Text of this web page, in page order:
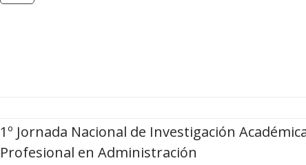
1º Jornada Nacional de Investigación
Profesional en Administración